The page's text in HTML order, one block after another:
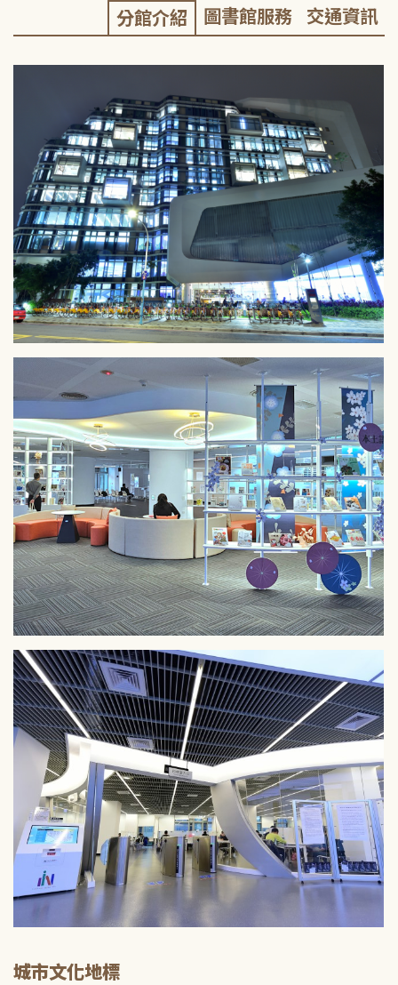
分館介紹 圖書館服務 交通資訊
城市文化地標